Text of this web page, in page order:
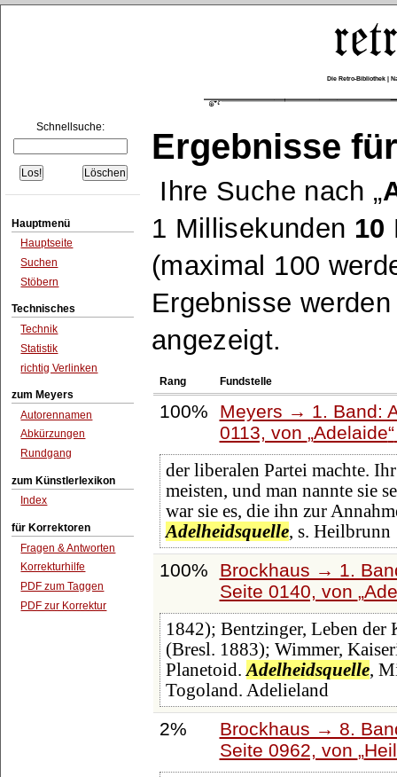
Die Retro-Bibliothek |
Schnellsuche:
Hauptmenü
Hauptseite
Suchen
Stöbern
Technisches
Technik
Statistik
richtig Verlinken
zum Meyers
Autorennamen
Abkürzungen
Rundgang
zum Künstlerlexikon
Index
für Korrektoren
Fragen & Antworten
Korrekturhilfe
PDF zum Taggen
PDF zur Korrektur
Ergebnisse
Ihre Suche nach
1 Millisekunden 10
(maximal 100
Ergebnisse
angezeigt.
Rang Fundstelle
100%
Meyers → 1. Band:
0113, von Adelaide
der liberalen Partei machte.
meisten, und man nannte sie
war sie es, die ihn zur
Adelheidsquelle, s. Heilbrunn
100%
Brockhaus → 1.
Seite 0140, von
1842); Bentzinger, Leben
(Bresl. 1883); Wimmer,
Planetoid. Adelheidsquelle,
Togoland. Adelieland
2%
Brockhaus → 8.
Seite 0962, von